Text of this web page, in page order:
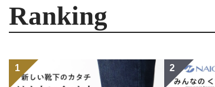
Ranking